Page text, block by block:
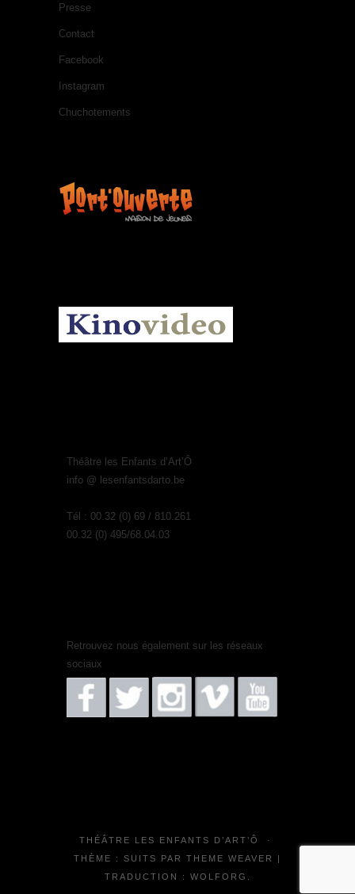
Presse
Contact
Facebook
Instagram
Chuchotements
Théâtre les Enfants d’Art’Ô
info @ lesenfantsdarto.be
Tél : 00.32 (0) 69 / 810.261
00.32 (0) 495/68.04.03
Retrouvez nous également sur les réseaux
sociaux
THÉÂTRE LES ENFANTS D’ART’Ô
·
THÈME : SUITS PAR THEME WEAVER
|
TRADUCTION : WOLFORG